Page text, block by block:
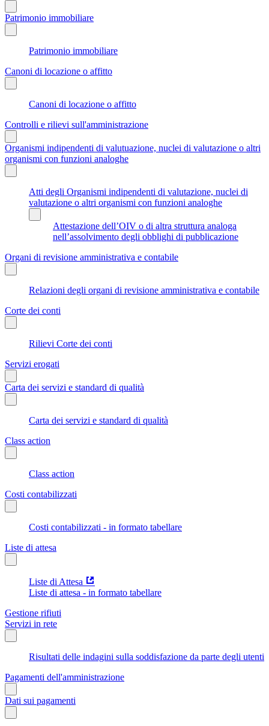
Patrimonio immobiliare
Patrimonio immobiliare
Canoni di locazione o affitto
Canoni di locazione o affitto
Controlli e rilievi sull'amministrazione
Organismi indipendenti di valutuazione, nuclei di valutazione o altri
organismi con funzioni analoghe
Atti degli Organismi indipendenti di valutazione, nuclei di
valutazione o altri organismi con funzioni analoghe
Attestazione dell’OIV o di altra struttura analoga
nell’assolvimento degli obblighi di pubblicazione
Organi di revisione amministrativa e contabile
Relazioni degli organi di revisione amministrativa e contabile
Corte dei conti
Rilievi Corte dei conti
Servizi erogati
Carta dei servizi e standard di qualità
Carta dei servizi e standard di qualità
Class action
Class action
Costi contabilizzati
Costi contabilizzati - in formato tabellare
Liste di attesa
Liste di Attesa
Liste di attesa - in formato tabellare
Gestione rifiuti
Servizi in rete
Risultati delle indagini sulla soddisfazione da parte degli utenti
Pagamenti dell'amministrazione
Dati sui pagamenti